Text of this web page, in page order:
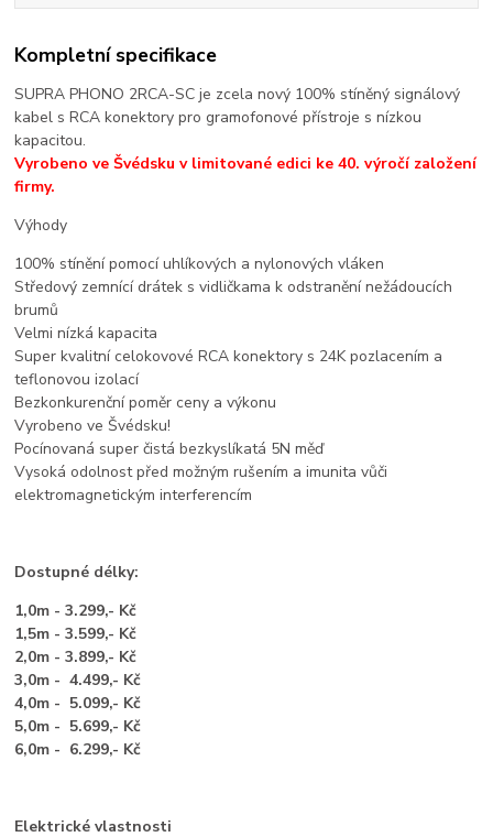
Kompletní specifikace
SUPRA PHONO 2RCA-SC je zcela nový 100% stíněný signálový
kabel s RCA konektory pro gramofonové přístroje s nízkou
kapacitou.
Vyrobeno ve Švédsku v limitované edici ke 40. výročí založení
firmy.
Výhody
100% stínění pomocí uhlíkových a nylonových vláken
Středový zemnící drátek s vidličkama k odstranění nežádoucích
brumů
Velmi nízká kapacita
Super kvalitní celokovové RCA konektory s 24K pozlacením a
teflonovou izolací
Bezkonkurenční poměr ceny a výkonu
Vyrobeno ve Švédsku!
Pocínovaná super čistá bezkyslíkatá 5N měď
Vysoká odolnost před možným rušením a imunita vůči
elektromagnetickým interferencím
Dostupné délky:
1,0m - 3.299,- Kč
1,5m - 3.599,- Kč
2,0m - 3.899,- Kč
3,0m - 4.499,- Kč
4,0m - 5.099,- Kč
5,0m - 5.699,- Kč
6,0m - 6.299,- Kč
Elektrické vlastnosti